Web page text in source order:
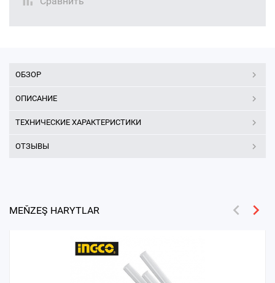
ОБЗОР
ОПИСАНИЕ
ТЕХНИЧЕСКИЕ ХАРАКТЕРИСТИКИ
ОТЗЫВЫ
MEŇZEŞ HARYTLAR